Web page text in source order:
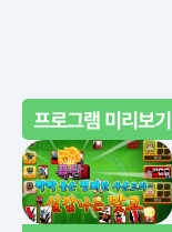
프로그램 미리보기